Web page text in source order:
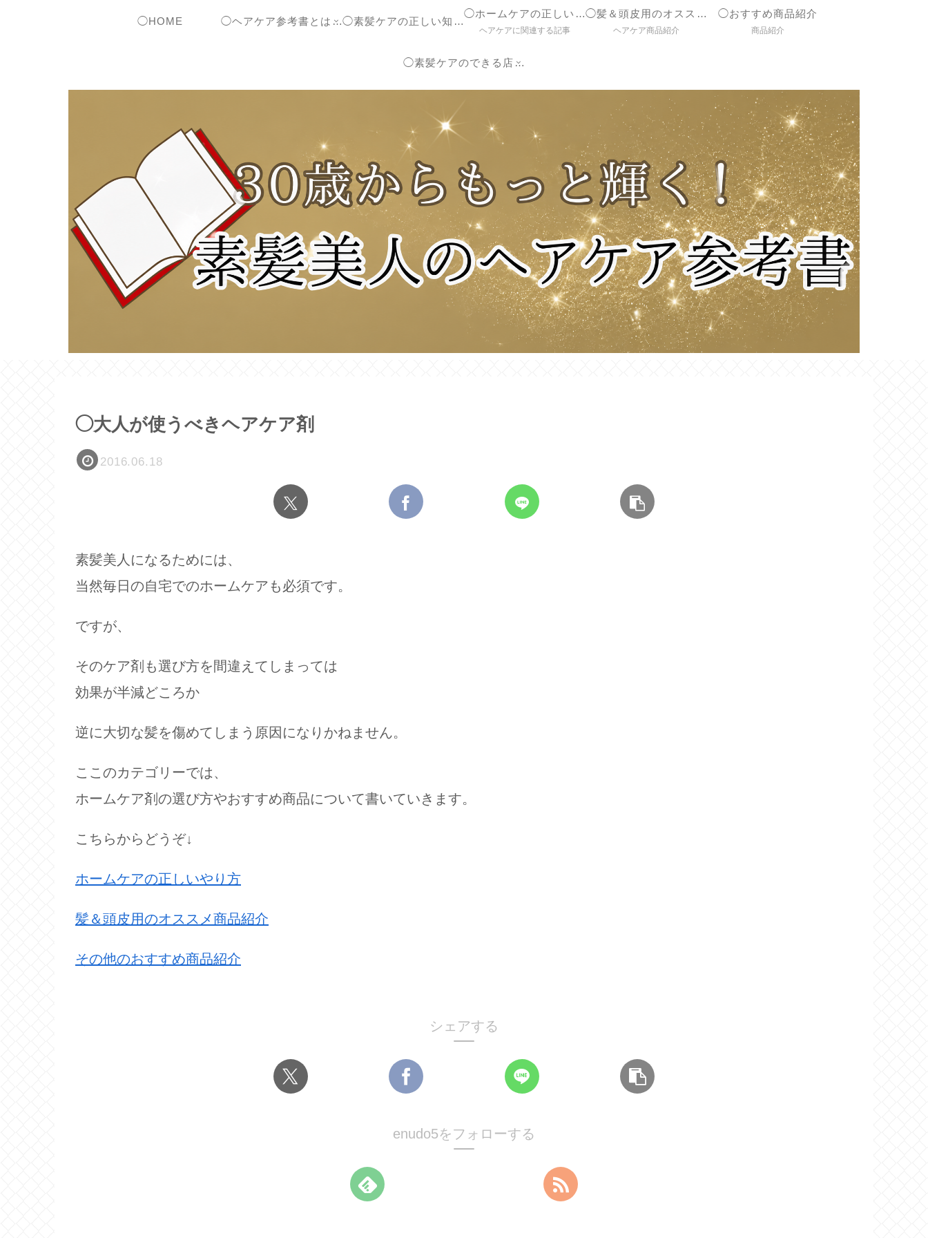
◯HOME ◯ヘアケア参考書とは？ ◯素髪ケアの正しい知識【ブログ】
◯ホームケアの正しいやり方
ヘアケアに関連する記事
◯髪＆頭皮用のオススメ商品紹介
ヘアケア商品紹介
◯おすすめ商品紹介
商品紹介
◯素髪ケアのできる店紹介
◯大人が使うべきヘアケア剤
2016.06.18
素髪美人になるためには、
当然毎日の自宅でのホームケアも必須です。
ですが、
そのケア剤も選び方を間違えてしまっては
効果が半減どころか
逆に大切な髪を傷めてしまう原因になりかねません。
ここのカテゴリーでは、
ホームケア剤の選び方やおすすめ商品について書いていきます。
こちらからどうぞ↓
ホームケアの正しいやり方
髪＆頭皮用のオススメ商品紹介
その他のおすすめ商品紹介
シェアする
enudo5をフォローする